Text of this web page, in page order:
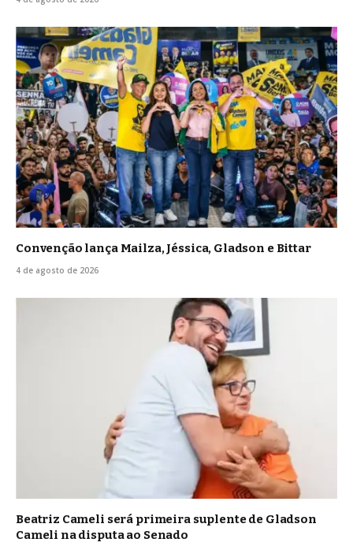
Convenção lança Mailza, Jéssica, Gladson e Bittar
4 de agosto de 2026
Beatriz Cameli será primeira suplente de Gladson
Cameli na disputa ao Senado